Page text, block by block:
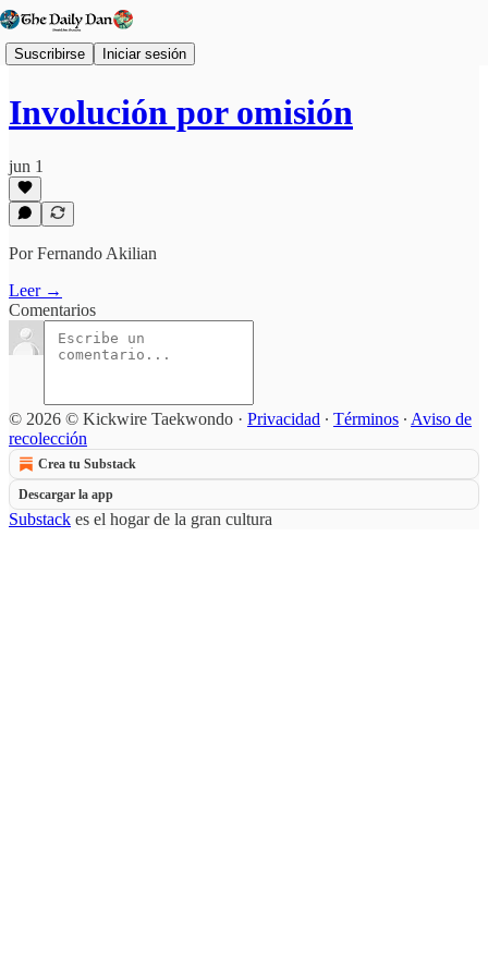
Suscribirse Iniciar sesión
Involución por omisión
jun 1
Por Fernando Akilian
Leer →
Comentarios
© 2026 © Kickwire Taekwondo · Privacidad ∙ Términos ∙ Aviso de
recolección
Crea tu Substack
Descargar la app
Substack es el hogar de la gran cultura